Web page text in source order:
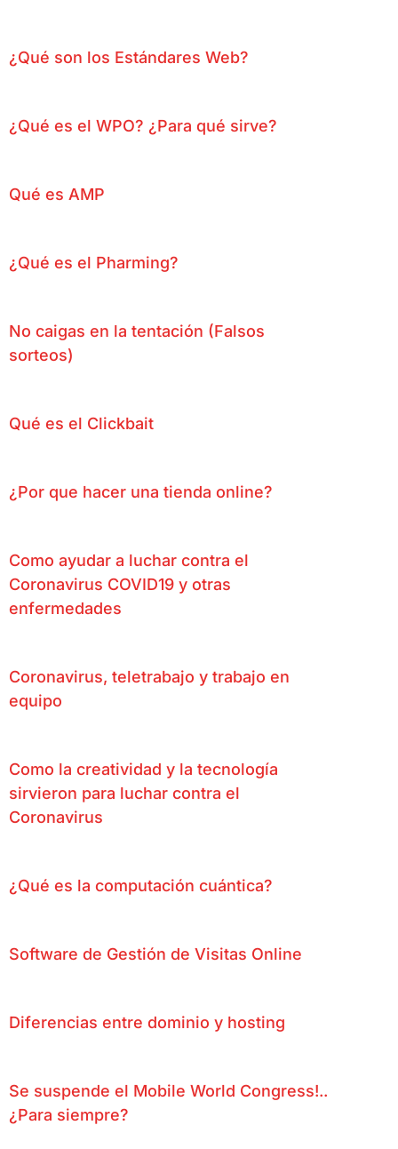
¿Qué son los Estándares Web?
¿Qué es el WPO? ¿Para qué sirve?
Qué es AMP
¿Qué es el Pharming?
No caigas en la tentación (Falsos
sorteos)
Qué es el Clickbait
¿Por que hacer una tienda online?
Como ayudar a luchar contra el
Coronavirus COVID19 y otras
enfermedades
Coronavirus, teletrabajo y trabajo en
equipo
Como la creatividad y la tecnología
sirvieron para luchar contra el
Coronavirus
¿Qué es la computación cuántica?
Software de Gestión de Visitas Online
Diferencias entre dominio y hosting
Se suspende el Mobile World Congress!..
¿Para siempre?